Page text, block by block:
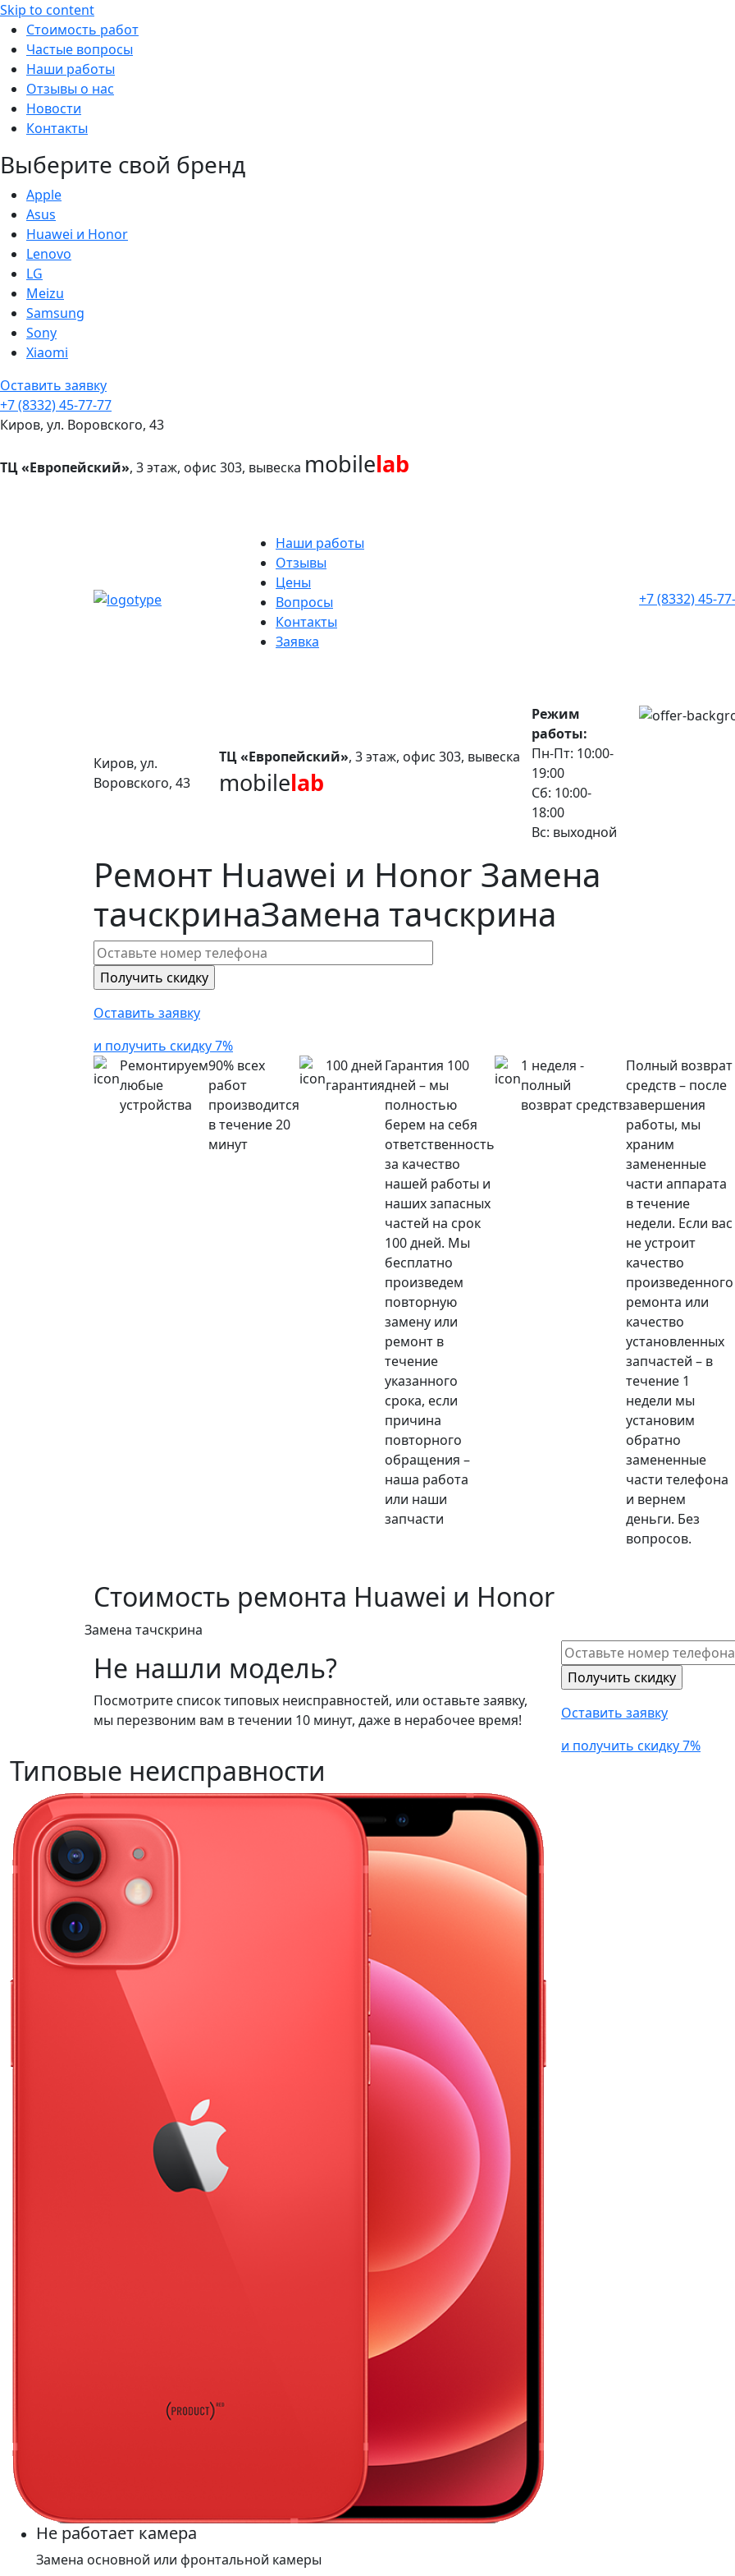
Skip to content
Стоимость работ
Частые вопросы
Наши работы
Отзывы о нас
Новости
Контакты
Выберите свой бренд
Apple
Asus
Huawei и Honor
Lenovo
LG
Meizu
Samsung
Sony
Xiaomi
Оставить заявку
+7 (8332) 45-77-77
Киров, ул. Воровского, 43
ТЦ «Европейский», 3 этаж, офис 303, вывеска mobilelab
Наши работы
Отзывы
Цены
Вопросы
Контакты
Заявка
+7 (8332) 45-
Киров, ул.
Воровского, 43
ТЦ «Европейский», 3 этаж, офис 303, вывеска
mobilelab
Режим
работы:
Пн-Пт: 10:00-
19:00
Сб: 10:00-
18:00
Вс: выходной
Ремонт Huawei и Honor Замена
тачскринаЗамена тачскрина
Оставить заявку
и получить скидку 7%
Ремонтируем
любые
устройства
90% всех
работ
производится
в течение 20
минут
100 дней
гарантия
Гарантия 100
дней – мы
полностью
берем на себя
ответственность
за качество
нашей работы и
наших запасных
частей на срок
100 дней. Мы
бесплатно
произведем
повторную
замену или
ремонт в
течение
указанного
срока, если
причина
повторного
обращения –
наша работа
или наши
запчасти
1 неделя -
полный
возврат средств
Полный возврат
средств – после
завершения
работы, мы
храним
замененные
части аппарата
в течение
недели. Если вас
не устроит
качество
произведенного
ремонта или
качество
установленных
запчастей – в
течение 1
недели мы
установим
обратно
замененные
части телефона
и вернем
деньги. Без
вопросов.
Стоимость ремонта Huawei и Honor
Замена тачскрина
Не нашли модель?
Посмотрите список типовых неисправностей, или оставьте заявку,
мы перезвоним вам в течении 10 минут, даже в нерабочее время!
Оставить заявку
и получить скидку 7%
Типовые неисправности
Не работает камера
Замена основной или фронтальной камеры